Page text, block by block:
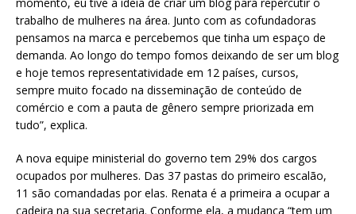
trabalho de mulheres na área. Junto com as cofundadoras
pensamos na marca e percebemos que tinha um espaço de
demanda. Ao longo do tempo fomos deixando de ser um blog
e hoje temos representatividade em 12 países, cursos,
sempre muito focado na disseminação de conteúdo de
comércio e com a pauta de gênero sempre priorizada em
tudo”, explica.
A nova equipe ministerial do governo tem 29% dos cargos
ocupados por mulheres. Das 37 pastas do primeiro escalão,
11 são comandadas por elas. Renata é a primeira a ocupar a
cadeira na sua secretaria. Conforme ela, a mudança “tem um